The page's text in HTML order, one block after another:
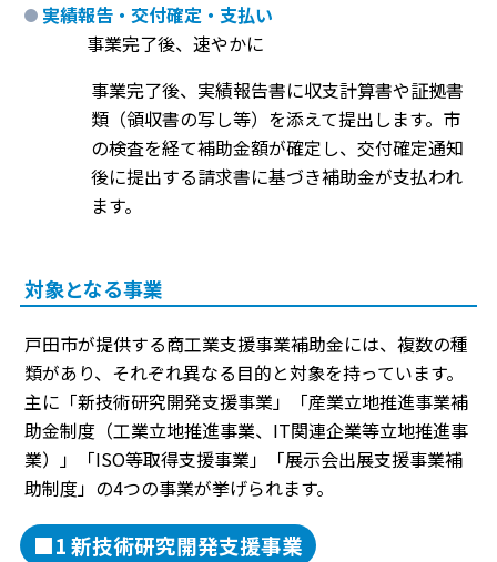
実績報告・交付確定・支払い
事業完了後、速やかに
事業完了後、実績報告書に収支計算書や証拠書
類（領収書の写し等）を添えて提出します。市
の検査を経て補助金額が確定し、交付確定通知
後に提出する請求書に基づき補助金が支払われ
ます。
対象となる事業
戸田市が提供する商工業支援事業補助金には、複数の種
類があり、それぞれ異なる目的と対象を持っています。
主に「新技術研究開発支援事業」「産業立地推進事業補
助金制度（工業立地推進事業、IT関連企業等立地推進事
業）」「ISO等取得支援事業」「展示会出展支援事業補
助制度」の4つの事業が挙げられます。
■1 新技術研究開発支援事業